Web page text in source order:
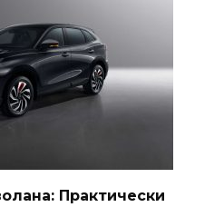
Практически